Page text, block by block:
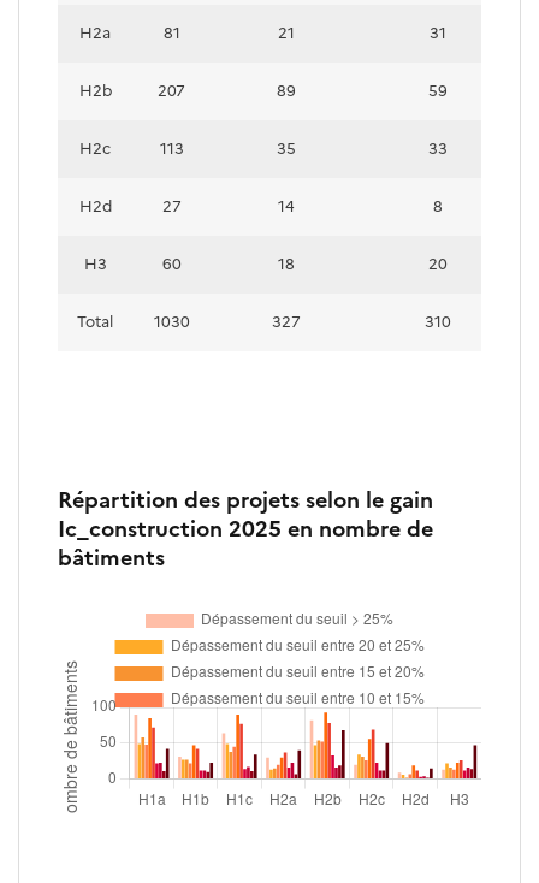
H2a 81 21 31
H2b 207 89 59
H2c 113 35 33
H2d 27 14 8
H3 60 18 20
Total 1030 327 310
Répartition des projets selon le gain
Ic_construction 2025 en nombre de
bâtiments